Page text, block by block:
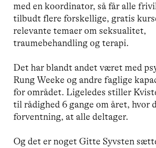
med en koordinator, så får alle
tilbudt flere forskellige, gratis
relevante temaer om seksualitet,
traumebehandling og terapi.
Det har blandt andet været med
Rung Weeke og andre faglige
for området. Ligeledes stiller
til rådighed 6 gange om året, hvor
forventning, at alle deltager.
Og det er noget Gitte Syvsten